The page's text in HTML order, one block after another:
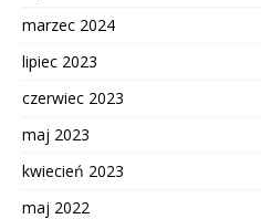
marzec 2024
lipiec 2023
czerwiec 2023
maj 2023
kwiecień 2023
maj 2022